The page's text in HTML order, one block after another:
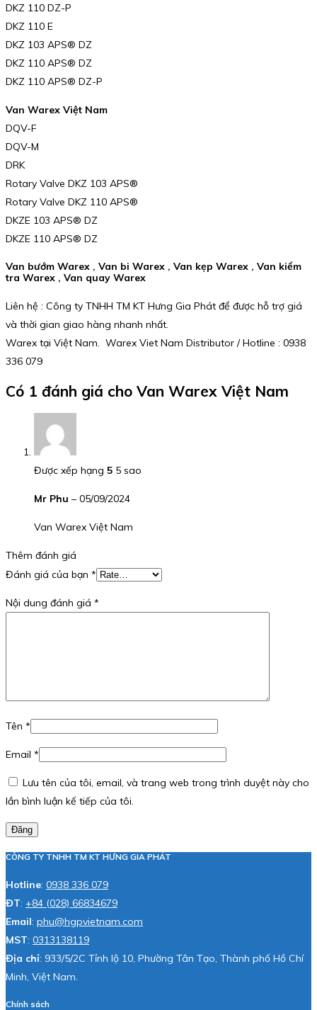
DKZ 110 DZ-P
DKZ 110 E
DKZ 103 APS® DZ
DKZ 110 APS® DZ
DKZ 110 APS® DZ-P
Van Warex Việt Nam
DQV-F
DQV-M
DRK
Rotary Valve DKZ 103 APS®
Rotary Valve DKZ 110 APS®
DKZE 103 APS® DZ
DKZE 110 APS® DZ
Van bướm Warex , Van bi Warex , Van kẹp Warex , Van kiểm
tra Warex , Van quay Warex
Liên hệ : Công ty TNHH TM KT Hưng Gia Phát để được hỗ trợ giá
và thời gian giao hàng nhanh nhất.
Warex tại Việt Nam. Warex Viet Nam Distributor / Hotline : 0938
336 079
Có 1 đánh giá cho Van Warex Việt Nam
Được xếp hạng 5 5 sao
Mr Phu – 05/09/2024
Van Warex Việt Nam
Thêm đánh giá
Đánh giá của bạn *
Nội dung đánh giá *
Tên *
Email *
Lưu tên của tôi, email, và trang web trong trình duyệt này cho
lần bình luận kế tiếp của tôi.
Đăng
CÔNG TY TNHH TM KT HƯNG GIA PHÁT
Hotline: 0938 336 079
ĐT: +84 (028) 66834679
Email: phu@hgpvietnam.com
MST: 0313138119
Địa chỉ: 933/5/2C Tỉnh lộ 10, Phường Tân Tạo, Thành phố Hồ Chí
Minh, Việt Nam.
Chính sách